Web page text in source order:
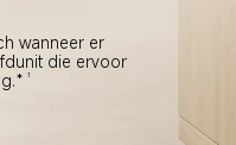
wanneer er
die ervoor
1